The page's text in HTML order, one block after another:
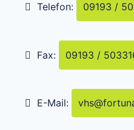
Telefon: 09193 /
Fax: 09193 /
E-Mail: vhs@